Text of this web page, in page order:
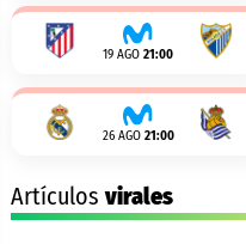
19 AGO 21:00
26 AGO 21:00
Artículosvirales